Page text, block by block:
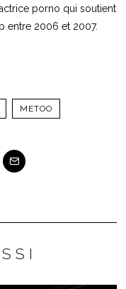
porno qui soutient
entre 2006 et 2007.
METOO